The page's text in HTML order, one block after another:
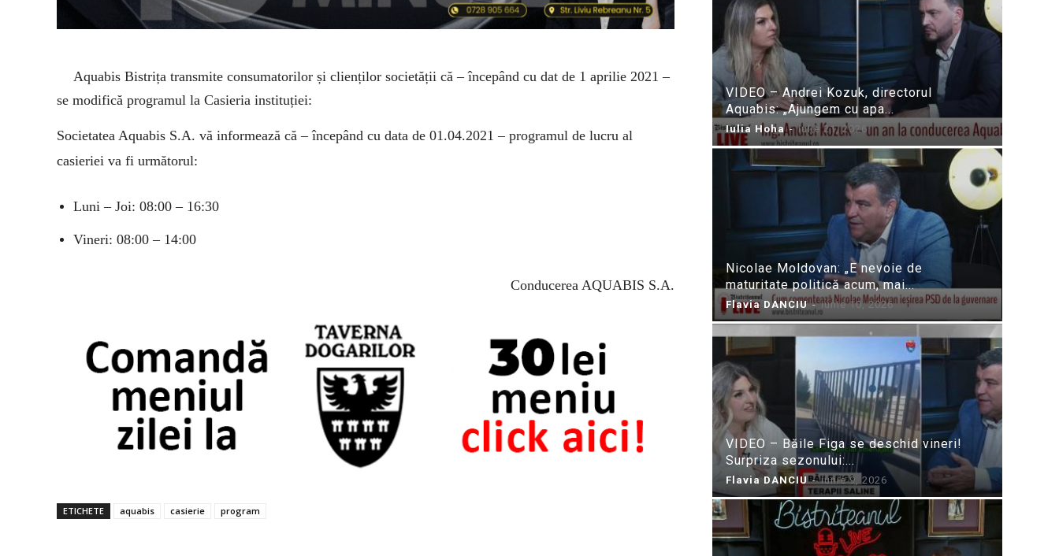
Aquabis Bistrița transmite consumatorilor și clienților societății că – începând cu dat de 1 aprilie 2021 –
se modifică programul la Casieria instituției:
Societatea Aquabis S.A. vă informează că – începând cu data de 01.04.2021 – programul de lucru al
casieriei va fi următorul:
Luni – Joi: 08:00 – 16:30
Vineri: 08:00 – 14:00
Conducerea AQUABIS S.A.
ETICHETE aquabis casierie program
VIDEO – Andrei Kozuk, directorul
Aquabis: „Ajungem cu apa...
Iulia Hoha - iulie 21, 2026
Nicolae Moldovan: „E nevoie de
maturitate politică acum, mai...
Flavia DANCIU - iunie 10, 2026
VIDEO – Băile Figa se deschid vineri!
Surpriza sezonului:...
Flavia DANCIU - iunie 9, 2026